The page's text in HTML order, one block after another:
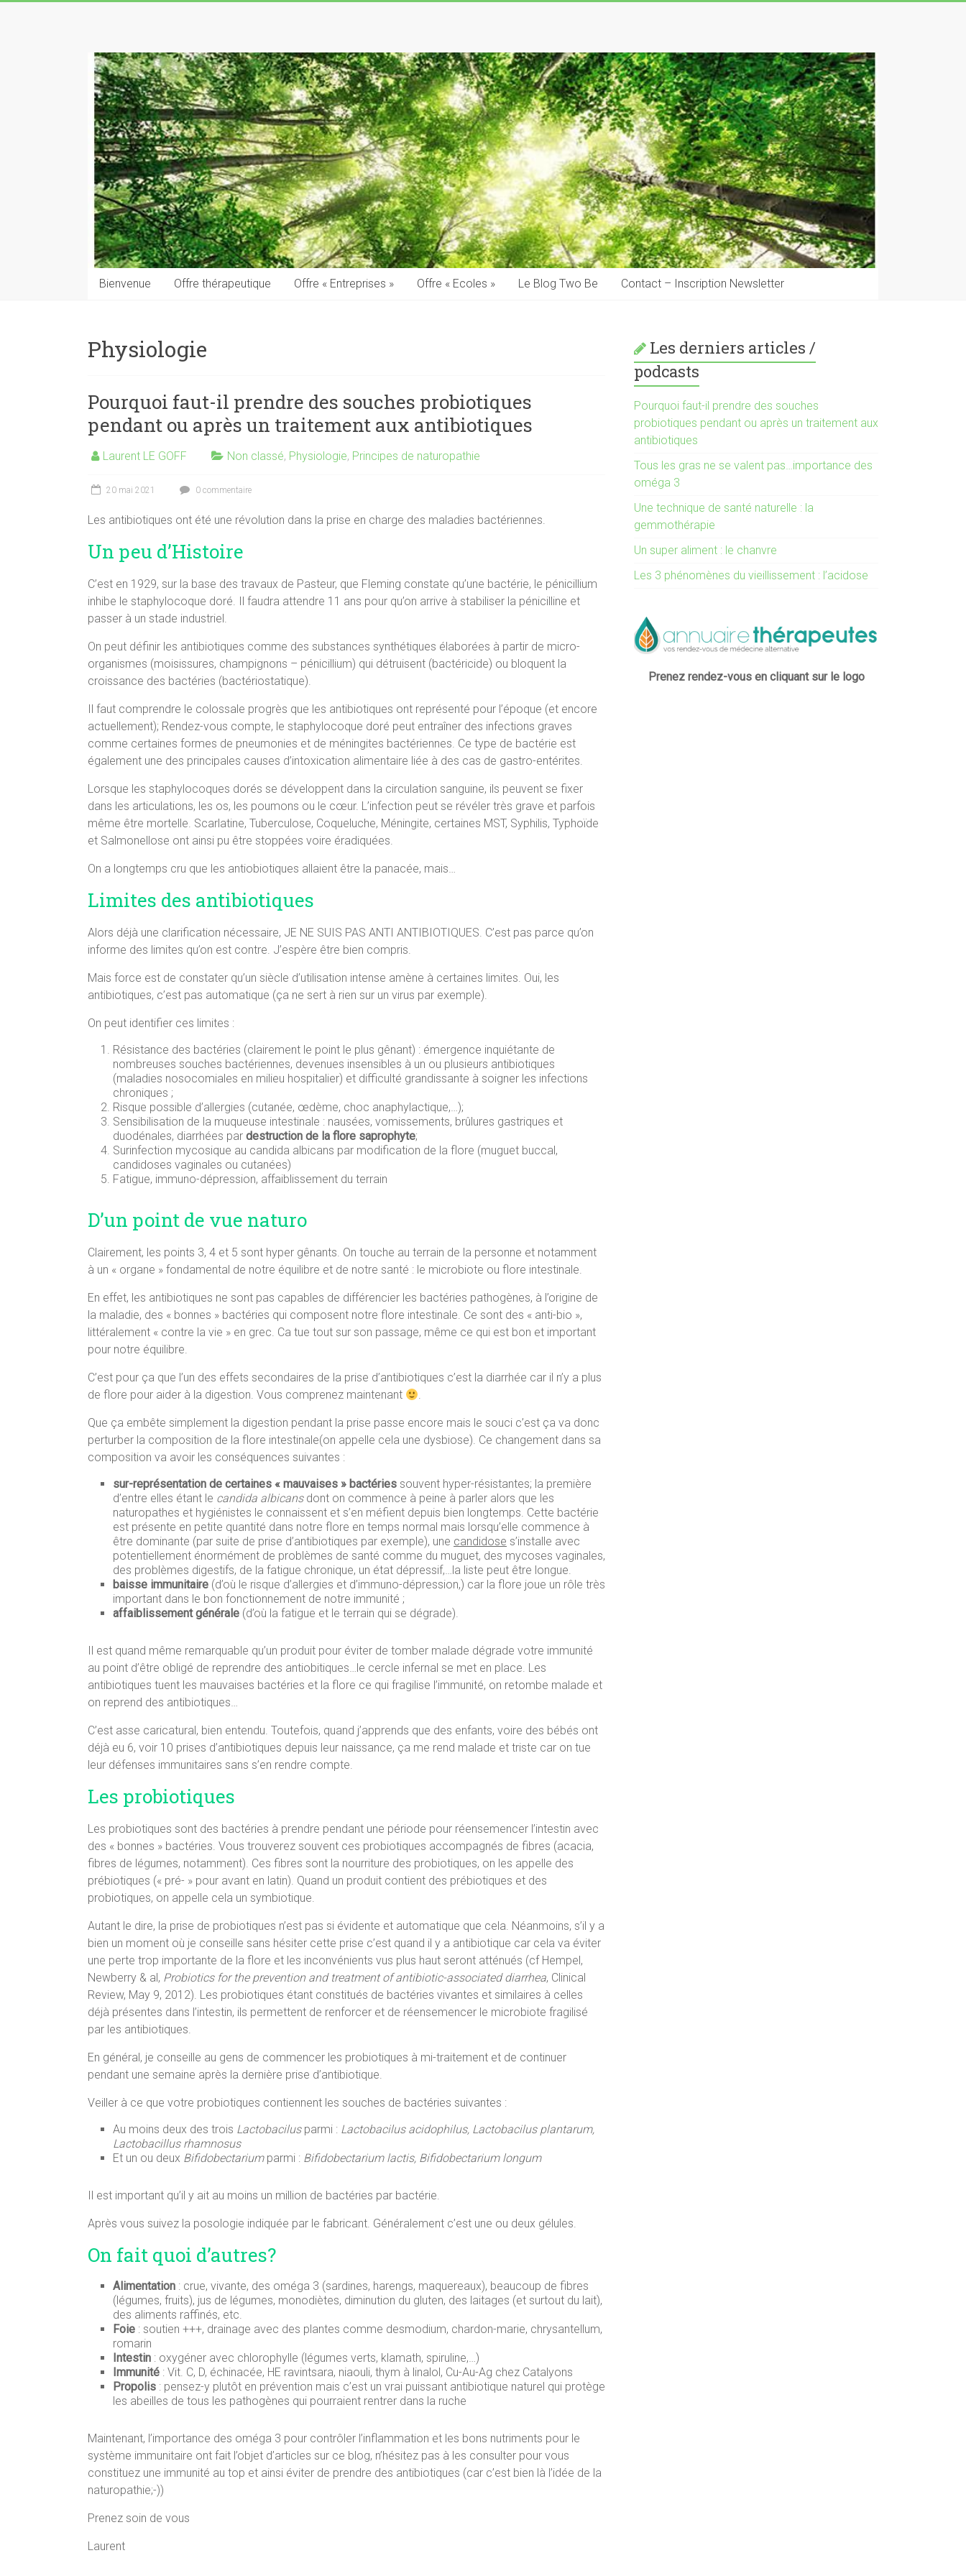
Laurent
LE
GOFF
naturopathe
–
reflexologue
Bienvenue Offre thérapeutique Offre « Entreprises » Offre « Ecoles » Le Blog Two Be Contact – Inscription Newsletter
Physiologie
Pourquoi faut-il prendre des souches probiotiques
pendant ou après un traitement aux antibiotiques
Laurent LE GOFF Non classé, Physiologie, Principes de naturopathie
20 mai 2021 0 commentaire
Les antibiotiques ont été une révolution dans la prise en charge des maladies bactériennes.
Un peu d’Histoire
C’est en 1929, sur la base des travaux de Pasteur, que Fleming constate qu’une bactérie, le pénicillium
inhibe le staphylocoque doré. Il faudra attendre 11 ans pour qu’on arrive à stabiliser la pénicilline et
passer à un stade industriel.
On peut définir les antibiotiques comme des substances synthétiques élaborées à partir de micro-
organismes (moisissures, champignons – pénicillium) qui détruisent (bactéricide) ou bloquent la
croissance des bactéries (bactériostatique).
Il faut comprendre le colossale progrès que les antibiotiques ont représenté pour l’époque (et encore
actuellement); Rendez-vous compte, le staphylocoque doré peut entraîner des infections graves
comme certaines formes de pneumonies et de méningites bactériennes. Ce type de bactérie est
également une des principales causes d’intoxication alimentaire liée à des cas de gastro-entérites.
Lorsque les staphylocoques dorés se développent dans la circulation sanguine, ils peuvent se fixer
dans les articulations, les os, les poumons ou le cœur. L’infection peut se révéler très grave et parfois
même être mortelle. Scarlatine, Tuberculose, Coqueluche, Méningite, certaines MST, Syphilis, Typhoïde
et Salmonellose ont ainsi pu être stoppées voire éradiquées.
On a longtemps cru que les antiobiotiques allaient être la panacée, mais…
Limites des antibiotiques
Alors déjà une clarification nécessaire, JE NE SUIS PAS ANTI ANTIBIOTIQUES. C’est pas parce qu’on
informe des limites qu’on est contre. J’espère être bien compris.
Mais force est de constater qu’un siècle d’utilisation intense amène à certaines limites. Oui, les
antibiotiques, c’est pas automatique (ça ne sert à rien sur un virus par exemple).
On peut identifier ces limites :
Résistance des bactéries (clairement le point le plus gênant) : émergence inquiétante de
nombreuses souches bactériennes, devenues insensibles à un ou plusieurs antibiotiques
(maladies nosocomiales en milieu hospitalier) et difficulté grandissante à soigner les infections
chroniques ;
Risque possible d’allergies (cutanée, œdème, choc anaphylactique,…);
Sensibilisation de la muqueuse intestinale : nausées, vomissements, brûlures gastriques et
duodénales, diarrhées par destruction de la flore saprophyte;
Surinfection mycosique au candida albicans par modification de la flore (muguet buccal,
candidoses vaginales ou cutanées)
Fatigue, immuno-dépression, affaiblissement du terrain
D’un point de vue naturo
Clairement, les points 3, 4 et 5 sont hyper gênants. On touche au terrain de la personne et notamment
à un « organe » fondamental de notre équilibre et de notre santé : le microbiote ou flore intestinale.
En effet, les antibiotiques ne sont pas capables de différencier les bactéries pathogènes, à l’origine de
la maladie, des « bonnes » bactéries qui composent notre flore intestinale. Ce sont des « anti-bio »,
littéralement « contre la vie » en grec. Ca tue tout sur son passage, même ce qui est bon et important
pour notre équilibre.
C’est pour ça que l’un des effets secondaires de la prise d’antibiotiques c’est la diarrhée car il n’y a plus
de flore pour aider à la digestion. Vous comprenez maintenant
.
Que ça embête simplement la digestion pendant la prise passe encore mais le souci c’est ça va donc
perturber la composition de la flore intestinale(on appelle cela une dysbiose). Ce changement dans sa
composition va avoir les conséquences suivantes :
sur-représentation de certaines « mauvaises » bactéries souvent hyper-résistantes; la première
d’entre elles étant le candida albicansdont on commence à peine à parler alors que les
naturopathes et hygiénistes le connaissent et s’en méfient depuis bien longtemps. Cette bactérie
est présente en petite quantité dans notre flore en temps normal mais lorsqu’elle commence à
être dominante (par suite de prise d’antibiotiques par exemple), une candidose s’installe avec
potentiellement énormément de problèmes de santé comme du muguet, des mycoses vaginales,
des problèmes digestifs, de la fatigue chronique, un état dépressif,…la liste peut être longue.
baisse immunitaire (d’où le risque d’allergies et d’immuno-dépression,) car la flore joue un rôle très
important dans le bon fonctionnement de notre immunité ;
affaiblissement générale (d’où la fatigue et le terrain qui se dégrade).
Il est quand même remarquable qu’un produit pour éviter de tomber malade dégrade votre immunité
au point d’être obligé de reprendre des antiobitiques…le cercle infernal se met en place. Les
antibiotiques tuent les mauvaises bactéries et la flore ce qui fragilise l’immunité, on retombe malade et
on reprend des antibiotiques…
C’est asse caricatural, bien entendu. Toutefois, quand j’apprends que des enfants, voire des bébés ont
déjà eu 6, voir 10 prises d’antibiotiques depuis leur naissance, ça me rend malade et triste car on tue
leur défenses immunitaires sans s’en rendre compte.
Les probiotiques
Les probiotiques sont des bactéries à prendre pendant une période pour réensemencer l’intestin avec
des « bonnes » bactéries. Vous trouverez souvent ces probiotiques accompagnés de fibres (acacia,
fibres de légumes, notamment). Ces fibres sont la nourriture des probiotiques, on les appelle des
prébiotiques (« pré- » pour avant en latin). Quand un produit contient des prébiotiques et des
probiotiques, on appelle cela un symbiotique.
Autant le dire, la prise de probiotiques n’est pas si évidente et automatique que cela. Néanmoins, s’il y a
bien un moment où je conseille sans hésiter cette prise c’est quand il y a antibiotique car cela va éviter
une perte trop importante de la flore et les inconvénients vus plus haut seront atténués (cf Hempel,
Newberry & al, Probiotics for the prevention and treatment of antibiotic-associated diarrhea, Clinical
Review, May 9, 2012). Les probiotiques étant constitués de bactéries vivantes et similaires à celles
déjà présentes dans l’intestin, ils permettent de renforcer et de réensemencer le microbiote fragilisé
par les antibiotiques.
En général, je conseille au gens de commencer les probiotiques à mi-traitement et de continuer
pendant une semaine après la dernière prise d’antibiotique.
Veiller à ce que votre probiotiques contiennent les souches de bactéries suivantes :
Au moins deux des trois Lactobacilusparmi : Lactobacilus acidophilus, Lactobacilus plantarum,
Lactobacillus rhamnosus
Et un ou deux Bifidobectariumparmi : Bifidobectarium lactis, Bifidobectarium longum
Il est important qu’il y ait au moins un million de bactéries par bactérie.
Après vous suivez la posologie indiquée par le fabricant. Généralement c’est une ou deux gélules.
On fait quoi d’autres?
Alimentation : crue, vivante, des oméga 3 (sardines, harengs, maquereaux), beaucoup de fibres
(légumes, fruits), jus de légumes, monodiètes, diminution du gluten, des laitages (et surtout du lait),
des aliments raffinés, etc.
Foie : soutien +++, drainage avec des plantes comme desmodium, chardon-marie, chrysantellum,
romarin
Intestin : oxygéner avec chlorophylle (légumes verts, klamath, spiruline,…)
Immunité : Vit. C, D, échinacée, HE ravintsara, niaouli, thym à linalol, Cu-Au-Ag chez Catalyons
Propolis : pensez-y plutôt en prévention mais c’est un vrai puissant antibiotique naturel qui protège
les abeilles de tous les pathogènes qui pourraient rentrer dans la ruche
Maintenant, l’importance des oméga 3 pour contrôler l’inflammation et les bons nutriments pour le
système immunitaire ont fait l’objet d’articles sur ce blog, n’hésitez pas à les consulter pour vous
constituez une immunité au top et ainsi éviter de prendre des antibiotiques (car c’est bien là l’idée de la
naturopathie;-))
Prenez soin de vous
Laurent
Les derniers articles /
podcasts
Pourquoi faut-il prendre des souches
probiotiques pendant ou après un traitement aux
antibiotiques
Tous les gras ne se valent pas…importance des
oméga 3
Une technique de santé naturelle : la
gemmothérapie
Un super aliment : le chanvre
Les 3 phénomènes du vieillissement : l’acidose
Prenez rendez-vous en cliquant sur le logo